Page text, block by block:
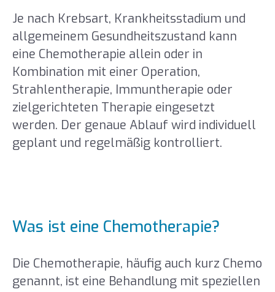
Je nach Krebsart, Krankheitsstadium und
allgemeinem Gesundheitszustand kann
eine Chemotherapie allein oder in
Kombination mit einer Operation,
Strahlentherapie, Immuntherapie oder
zielgerichteten Therapie eingesetzt
werden. Der genaue Ablauf wird individuell
geplant und regelmäßig kontrolliert.
Was ist eine Chemotherapie?
Die Chemotherapie, häufig auch kurz Chemo
genannt, ist eine Behandlung mit speziellen